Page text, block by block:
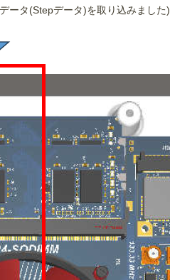
ータ(Stepデータ)を取り込みました)